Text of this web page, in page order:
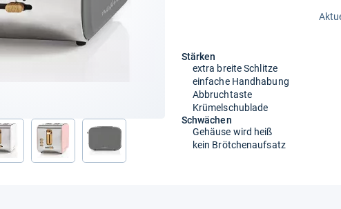
Stärken
extra breite Schlitze
einfache Handhabung
Abbruchtaste
Krümelschublade
Schwächen
Gehäuse wird heiß
kein Brötchenaufsatz